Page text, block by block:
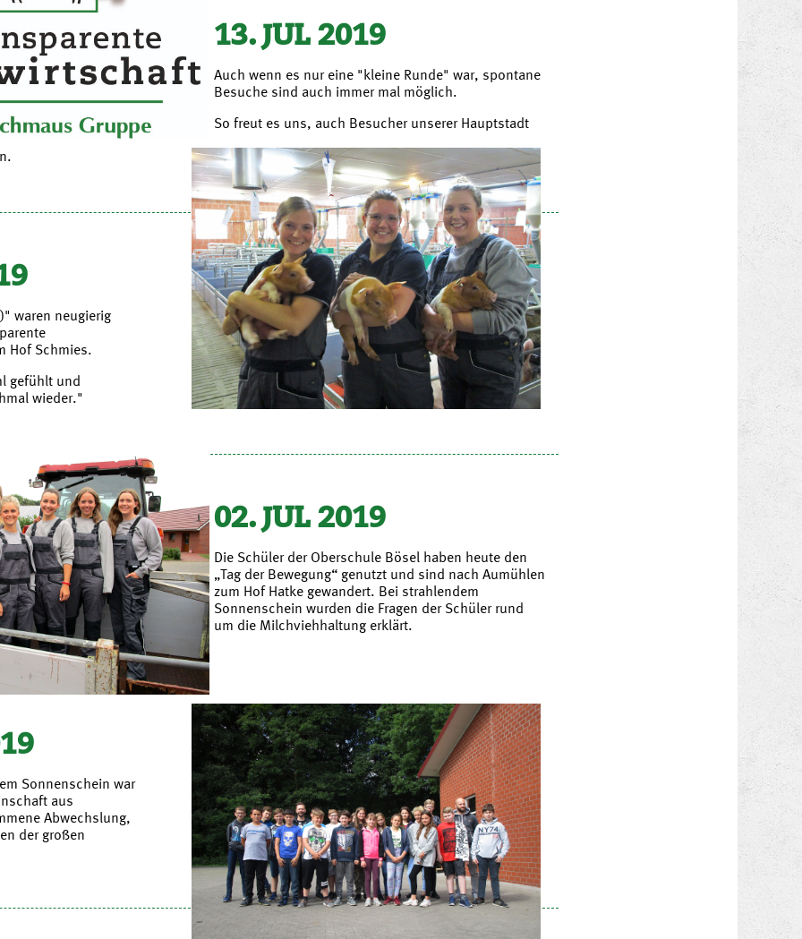
13. JUL 2019
Auch wenn es nur eine "kleine Runde" war, spontane
Besuche sind auch immer mal möglich.
So freut es uns, auch Besucher unserer Hauptstadt
waren neugierig
Hof Schmies.
gefühlt und
wieder."
02. JUL 2019
Die Schüler der Oberschule Bösel haben heute den
„Tag der Bewegung“ genutzt und sind nach Aumühlen
zum Hof Hatke gewandert. Bei strahlendem
Sonnenschein wurden die Fragen der Schüler rund
um die Milchviehhaltung erklärt.
Sonnenschein war
aus
Abwechslung,
der großen